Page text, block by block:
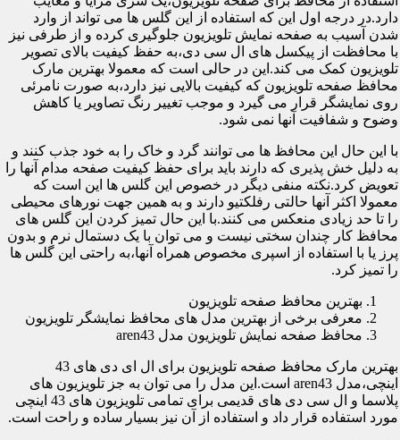
دارد.در درجه اول این که استفاده از این گلس ها می تواند از وارد
شدن آسیب به صفحه نمایش تلویزیون جلوگیری کرده و از طرفی نیز
با محافظت از پیکسل های ال سی دی،به حفظ کیفیت بالای تصویر
تلویزیون کمک می کند.این در حالی است که معمولا بهترین مارک
محافظ صفحه تلویزیون که کیفیت بالایی نیز دارد،به صورت نامرئی
روی نمایشگر قرار می گیرد و موجب تغییر رنگ تصاویر یا کاهش
وضوح و شفافیت آنها نمی شود.
با این حال این محافظ ها می توانند گرد و خاک را به خود جذب کنند و
به دلیل خش پذیری که دارند باید برای حفظ کیفیت صفحه مدام آنها را
تعویض کرد.نکته منفی دیگر در خصوص این گلس ها این است که
معمولا اکثر آنها حالتی رفلکتیو دارند و به همین جهت نورهای محیطی
را تا حد زیادی منعکس می کنند.با این حال تمیز کردن این گلس های
محافظ کار چندان سختی نیست و می توان با یک دستمال نرم و بدون
پرز یا با استفاده از اسپری مخصوص همراه آنها،به راحتی این گلس ها
را تمیز کرد.
بهترین محافظ صفحه تلویزیون
معرفی برخی از بهترین مدل های محافظ نمایشگر تلویزیون
محافظ صفحه نمایش تلویزیون مدل aren43
بهترین مارک محافظ صفحه تلویزیون برای ال ای دی های 43
اینچی،مدل aren43 است.این مدل را می توان به جز تلویزیون های
پلاسما و ال سی دی های قدیمی برای تمامی تلویزیون های 43 اینچی
مورد استفاده قرار داد و استفاده از آن نیز بسیار ساده و راحت است.